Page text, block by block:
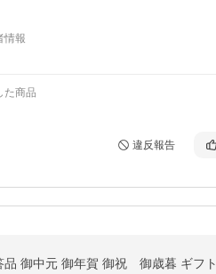
情報
た商品
違反報告
品 御中元 御年賀 御祝 御歳暮 ギフト